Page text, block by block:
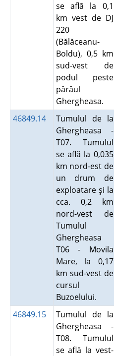
se află la 0,1
km vest de DJ
220
(Bălăceanu-
Boldu), 0,5 km
sud-vest de
podul peste
pârâul
Ghergheasa.
46849.14
Tumulul de la
Ghergheasa -
T07. Tumulul
se află la 0,035
km nord-est de
un drum de
exploatare şi la
cca. 0,2 km
nord-vest de
Tumulul
Ghergheasa
T06 - Movila
Mare, la 0,17
km sud-vest de
cursul
Buzoelului.
46849.15
Tumulul de la
Ghergheasa -
T08. Tumulul
se află la vest-